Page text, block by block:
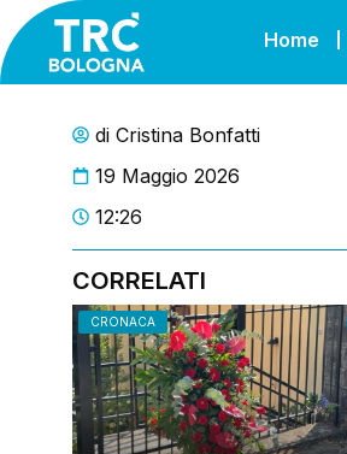
Home
di Cristina Bonfatti
19 Maggio 2026
12:26
CORRELATI
CRONACA